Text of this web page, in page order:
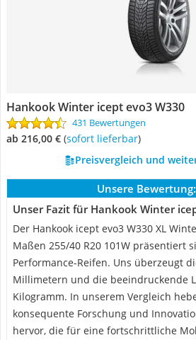
Hankook Winter icept evo3 W330
431 Bewertungen
ab 216,00 € ( Sofort lieferbar)
Preisvergleich und
Unsere Bewertung:
Unser Fazit für Hankook Winter
Der Hankook icept evo3 W330 XL
Maßen 255/40 R20 101W präsentiert
Performance-Reifen. Uns überzeugt
Millimetern und die beeindruckende
Kilogramm. In unserem Vergleich
konsequente Forschung und
hervor, die für eine fortschrittliche